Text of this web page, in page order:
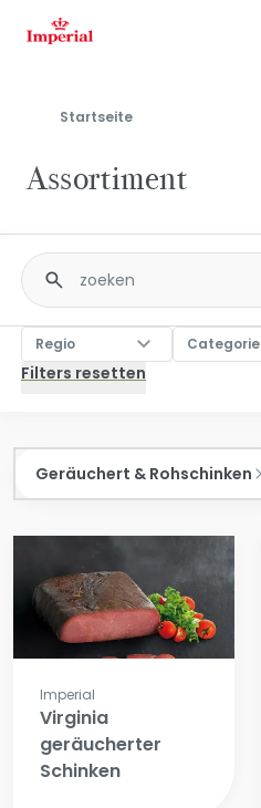
Startseite
Assortiment
Regio
Regio Categorie
Categorie
Fulltext
search
Geräuchert & Rohschinken
Imperial
Virginia
geräucherter
Schinken